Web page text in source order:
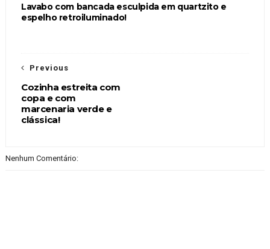
Lavabo com bancada esculpida em quartzito e
espelho retroiluminado!
Previous
Cozinha estreita com
copa e com
marcenaria verde e
clássica!
Nenhum Comentário: